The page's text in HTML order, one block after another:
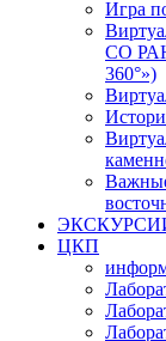
Игра
СО РАН
360°»)
ЦКП